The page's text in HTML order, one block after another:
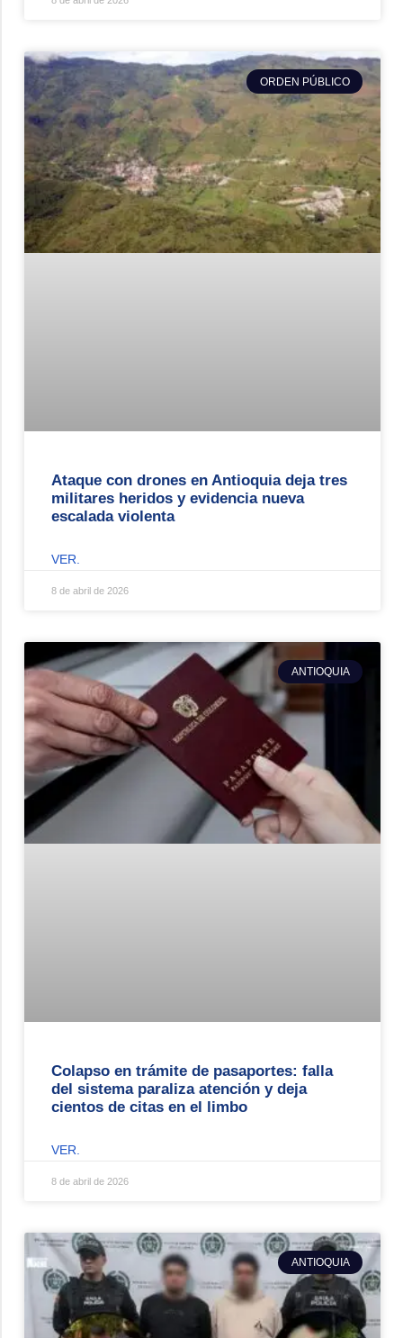
ORDEN PÚBLICO
Ataque con drones en Antioquia deja tres
militares heridos y evidencia nueva
escalada violenta
VER.
8 de abril de 2026
ANTIOQUIA
Colapso en trámite de pasaportes: falla
del sistema paraliza atención y deja
cientos de citas en el limbo
VER.
8 de abril de 2026
ANTIOQUIA